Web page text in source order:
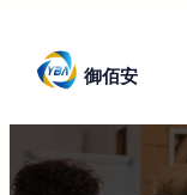
御佰安